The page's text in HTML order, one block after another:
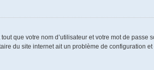
que votre nom d’utilisateur et votre mot de
du site internet ait un problème de configuration